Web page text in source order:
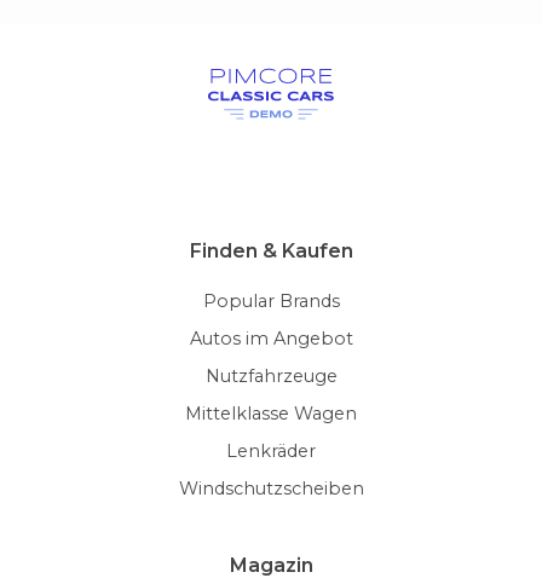
Finden & Kaufen
Popular Brands
Autos im Angebot
Nutzfahrzeuge
Mittelklasse Wagen
Lenkräder
Windschutzscheiben
Magazin